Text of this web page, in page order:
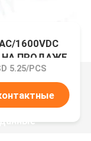
1600VDC
НА ПРОДАЖЕ
5.25/PCS